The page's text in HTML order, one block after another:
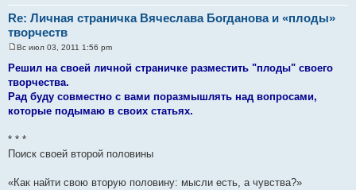
Re: Личная страничка Вячеслава Богданова и «плоды»
творчеств
о
б
е
н
Вс июл 03, 2011 1:56 pm
Решил на своей личной страничке разместить "плоды" своего
творчества.
Рад буду совместно с вами поразмышлять над вопросами,
которые подымаю в своих статьях.
* * *
Поиск своей второй половины
«Как найти свою вторую половину: мысли есть, а чувства?»